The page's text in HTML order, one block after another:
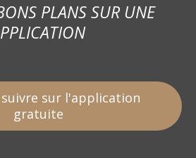
PLANS SUR UNE
sur l'application
gratuite